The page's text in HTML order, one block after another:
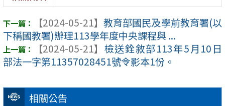
相關公告
【2024-05-21】 教育部國民及學前教育署(以
下稱國教署)辦理113學年度中央課程與 ...
【2024-05-21】 檢送銓敘部113年5月10日
部法一字第11357028451號令影本1份。